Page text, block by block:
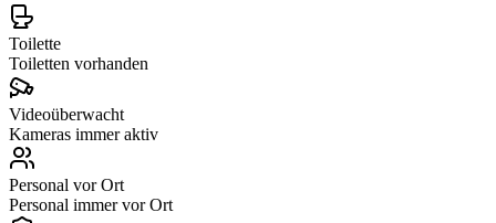
Toilette
Toiletten vorhanden
Videoüberwacht
Kameras immer aktiv
Personal vor Ort
Personal immer vor Ort